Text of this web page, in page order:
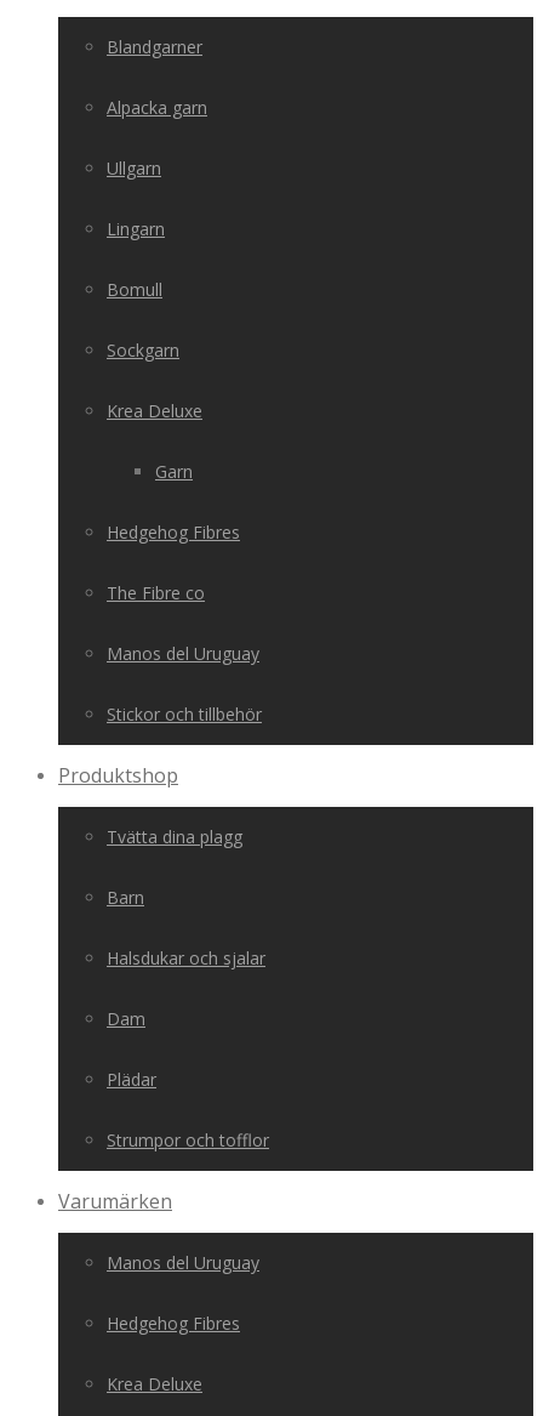
Blandgarner
Alpacka garn
Ullgarn
Lingarn
Bomull
Sockgarn
Krea Deluxe
Garn
Hedgehog Fibres
The Fibre co
Manos del Uruguay
Stickor och tillbehör
Produktshop
Tvätta dina plagg
Barn
Halsdukar och sjalar
Dam
Plädar
Strumpor och tofflor
Varumärken
Manos del Uruguay
Hedgehog Fibres
Krea Deluxe